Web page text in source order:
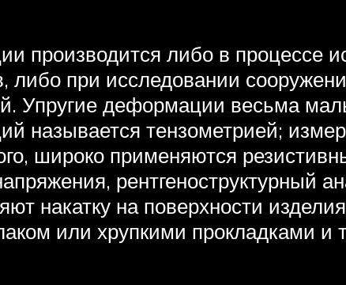
производится либо в процессе
либо при исследовании
Упругие деформации весьма
называется тензометрией;
широко применяются
рентгеноструктурный
накатку на поверхности
или хрупкими прокладками и